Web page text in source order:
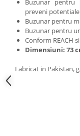
Buzunar
preveni
Buzunar pentru
Buzunar pentru
Conform REACH
Dimensiuni: 73
Fabricat in Pakistan,